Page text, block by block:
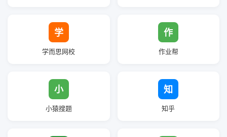
学
学而思网校
作
作业帮
小
小猿搜题
知
知乎